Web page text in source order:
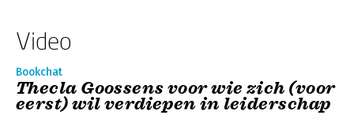
Video
Bookchat
Thecla Goossens voor wie zich (voor
eerst) wil verdiepen in leiderschap